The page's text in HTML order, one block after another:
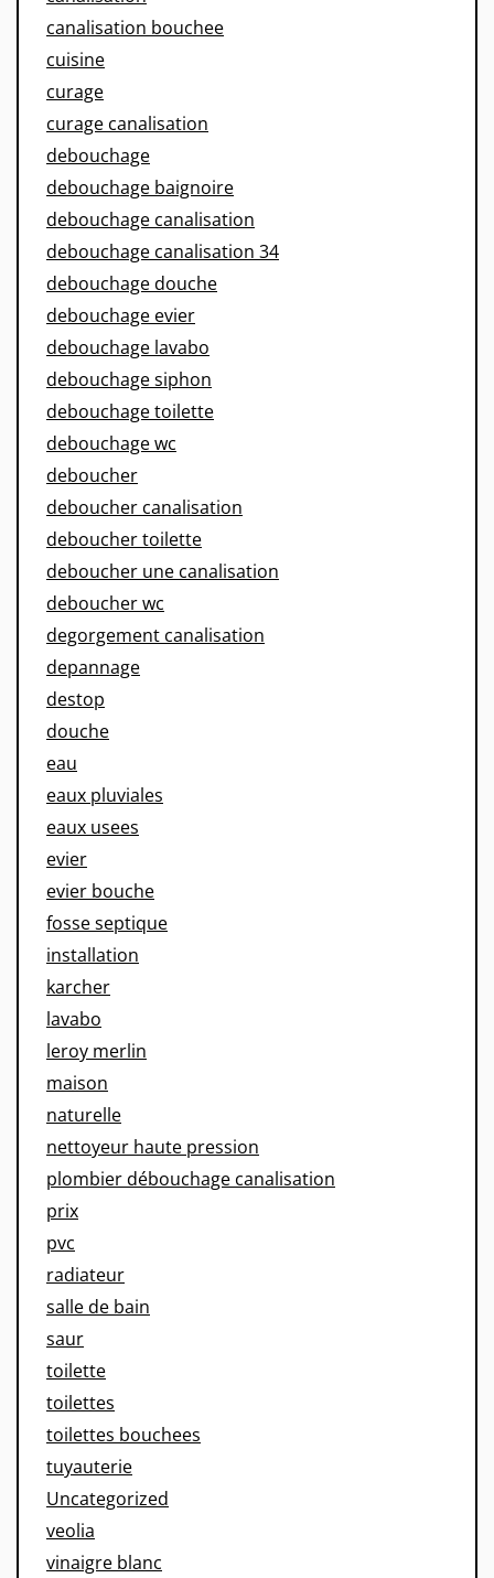
canalisation bouchee
cuisine
curage
curage canalisation
debouchage
debouchage baignoire
debouchage canalisation
debouchage canalisation 34
debouchage douche
debouchage evier
debouchage lavabo
debouchage siphon
debouchage toilette
debouchage wc
deboucher
deboucher canalisation
deboucher toilette
deboucher une canalisation
deboucher wc
degorgement canalisation
depannage
destop
douche
eau
eaux pluviales
eaux usees
evier
evier bouche
fosse septique
installation
karcher
lavabo
leroy merlin
maison
naturelle
nettoyeur haute pression
plombier débouchage canalisation
prix
pvc
radiateur
salle de bain
saur
toilette
toilettes
toilettes bouchees
tuyauterie
Uncategorized
veolia
vinaigre blanc